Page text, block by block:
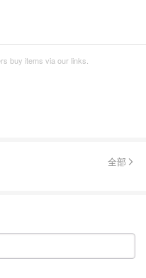
buy items via our links.
全部